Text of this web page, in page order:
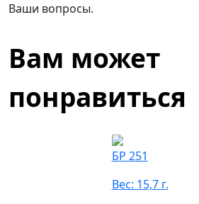
Ваши вопросы.
Вам может
понравиться
БР 251
Вес: 15,7 г.